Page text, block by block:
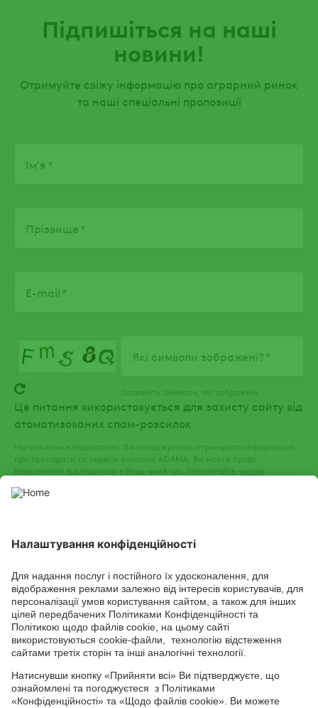
Підпишіться на наші
новини!
Отримуйте свіжу інформацію про аграрний ринок
та наші спеціальні пропозиції
Ім'я
Прізвище
E-mail
Які символи зображені?
Заповніть символи, які зображені
Це питання використовується для захисту сайту від
атоматизованих спам-розсилок
Натискаючи «Надіслати», Ви погоджуєтесь отримувати інформацію
про препарати та сервіси компанії ADAMA. Ви маєте право
відмовитися від підписки в будь-який час. Прочитайте умови
СОЦІАЛЬНІ СЕРВІСИ
Youtube
Channel
FacebookTikTok
Головний офіс: 04050, м. Київ, вул. М. Пимоненка, 13, БЦ "Форум
Ділове Містечко", офіс 4А/41; тел.: +38 044 232 44 14; e-mail: